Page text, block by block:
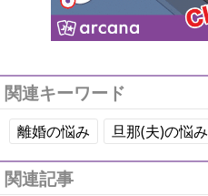
関連キーワード
離婚の悩み 旦那(夫)の悩み
関連記事